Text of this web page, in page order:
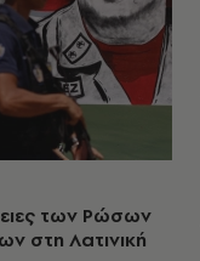
των Ρώσων
στη Λατινική